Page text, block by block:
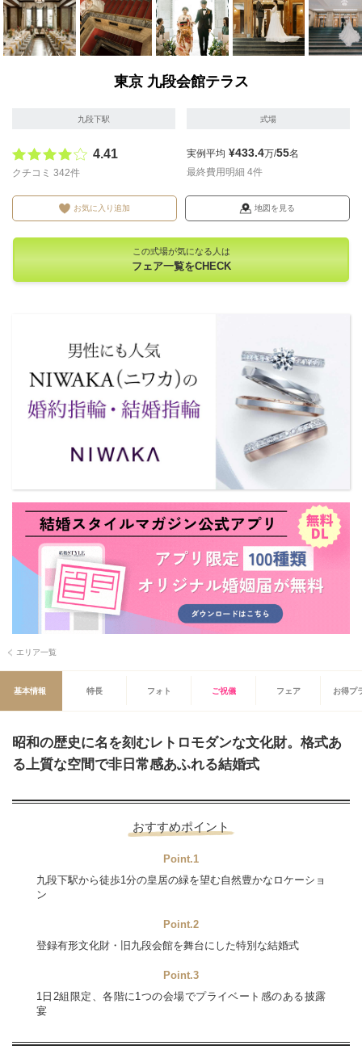
東京 九段会館テラス
九段下駅 式場
4.41
クチコミ 342件
実例平均 ¥433.4万/55名
最終費用明細 4件
お気に入り追加 地図を見る
この式場が気になる人は
フェア一覧をCHECK
エリア一覧
基本情報 特長 フォト ご祝儀 フェア お得プ
昭和の歴史に名を刻むレトロモダンな文化財。格式あ
る上質な空間で非日常感あふれる結婚式
おすすめポイント
Point.1
九段下駅から徒歩1分の皇居の緑を望む自然豊かなロケーショ
ン
Point.2
登録有形文化財・旧九段会館を舞台にした特別な結婚式
Point.3
1日2組限定、各階に1つの会場でプライベート感のある披露
宴